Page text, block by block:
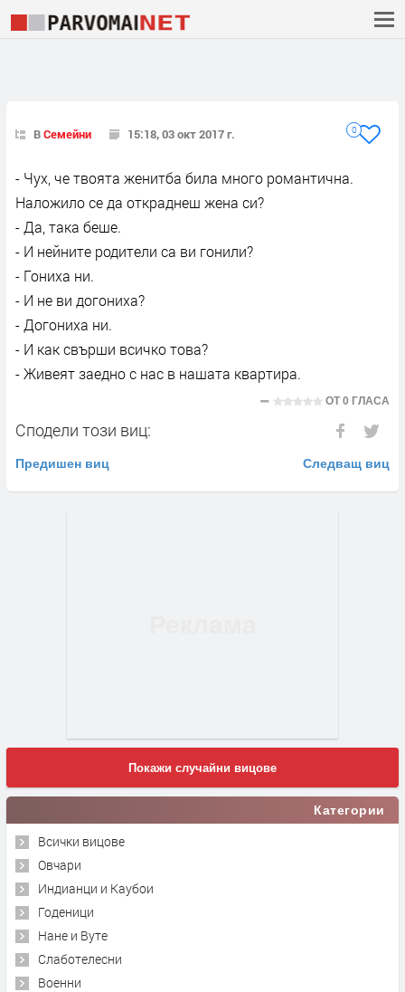
ВСемейни 15:18, 03 окт 2017 г. 0
- Чух, че твоята женитба била много романтична.
Наложило се да откраднеш жена си?
- Да, така беше.
- И нейните родители са ви гонили?
- Гониха ни.
- И не ви догониха?
- Догониха ни.
- И как свърши всичко това?
- Живеят заедно с нас в нашата квартира.
ОТ0 ГЛАСА
Сподели този виц:
Предишен виц Следващ виц
Покажи случайни вицове
Категории
Всички вицове
Овчари
Индианци и Каубои
Годеници
Нане и Вуте
Слаботелесни
Военни